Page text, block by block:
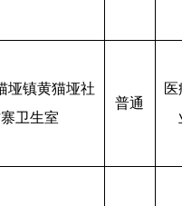
垭镇黄猫垭社
卫生室
普通